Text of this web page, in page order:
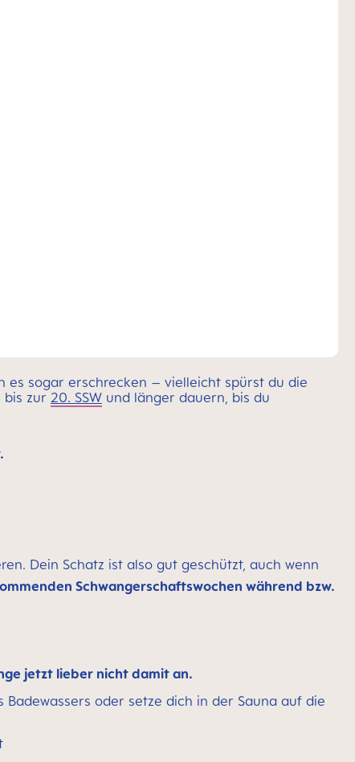
es sogar erschrecken – vielleicht spürst du die
bis zur 20. SSW und länger dauern, bis du
Dein Schatz ist also gut geschützt, auch wenn
Schwangerschaftswochen während bzw.
jetzt lieber nicht damit an.
oder setze dich in der Sauna auf die